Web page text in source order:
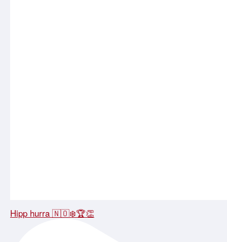
Hipp hurra 🇳🇴❄️🏆👏